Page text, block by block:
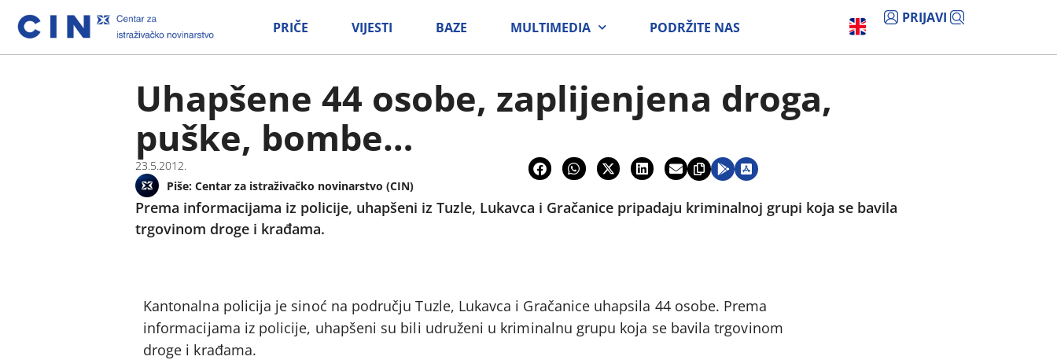
PRIČE VIJESTI BAZE MULTIMEDIA PODRŽITE NAS
PRIJAVI
Uhapšene 44 osobe, zaplijenjena droga,
puške, bombe…
23.5.2012.
Piše: Centar za istraživačko novinarstvo (CIN)
Prema informacijama iz policije, uhapšeni iz Tuzle, Lukavca i Gračanice pripadaju kriminalnoj grupi koja se bavila
trgovinom droge i krađama.
Kantonalna policija je sinoć na području Tuzle, Lukavca i Gračanice uhapsila 44 osobe. Prema
informacijama iz policije, uhapšeni su bili udruženi u kriminalnu grupu koja se bavila trgovinom
droge i krađama.